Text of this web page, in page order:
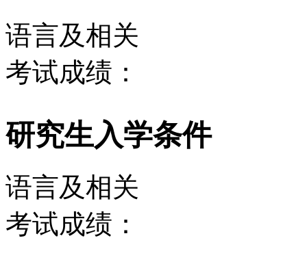
语言及相关
考试成绩：
研究生入学条件
语言及相关
考试成绩：